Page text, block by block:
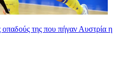
της που πήγαν Αυστρία η